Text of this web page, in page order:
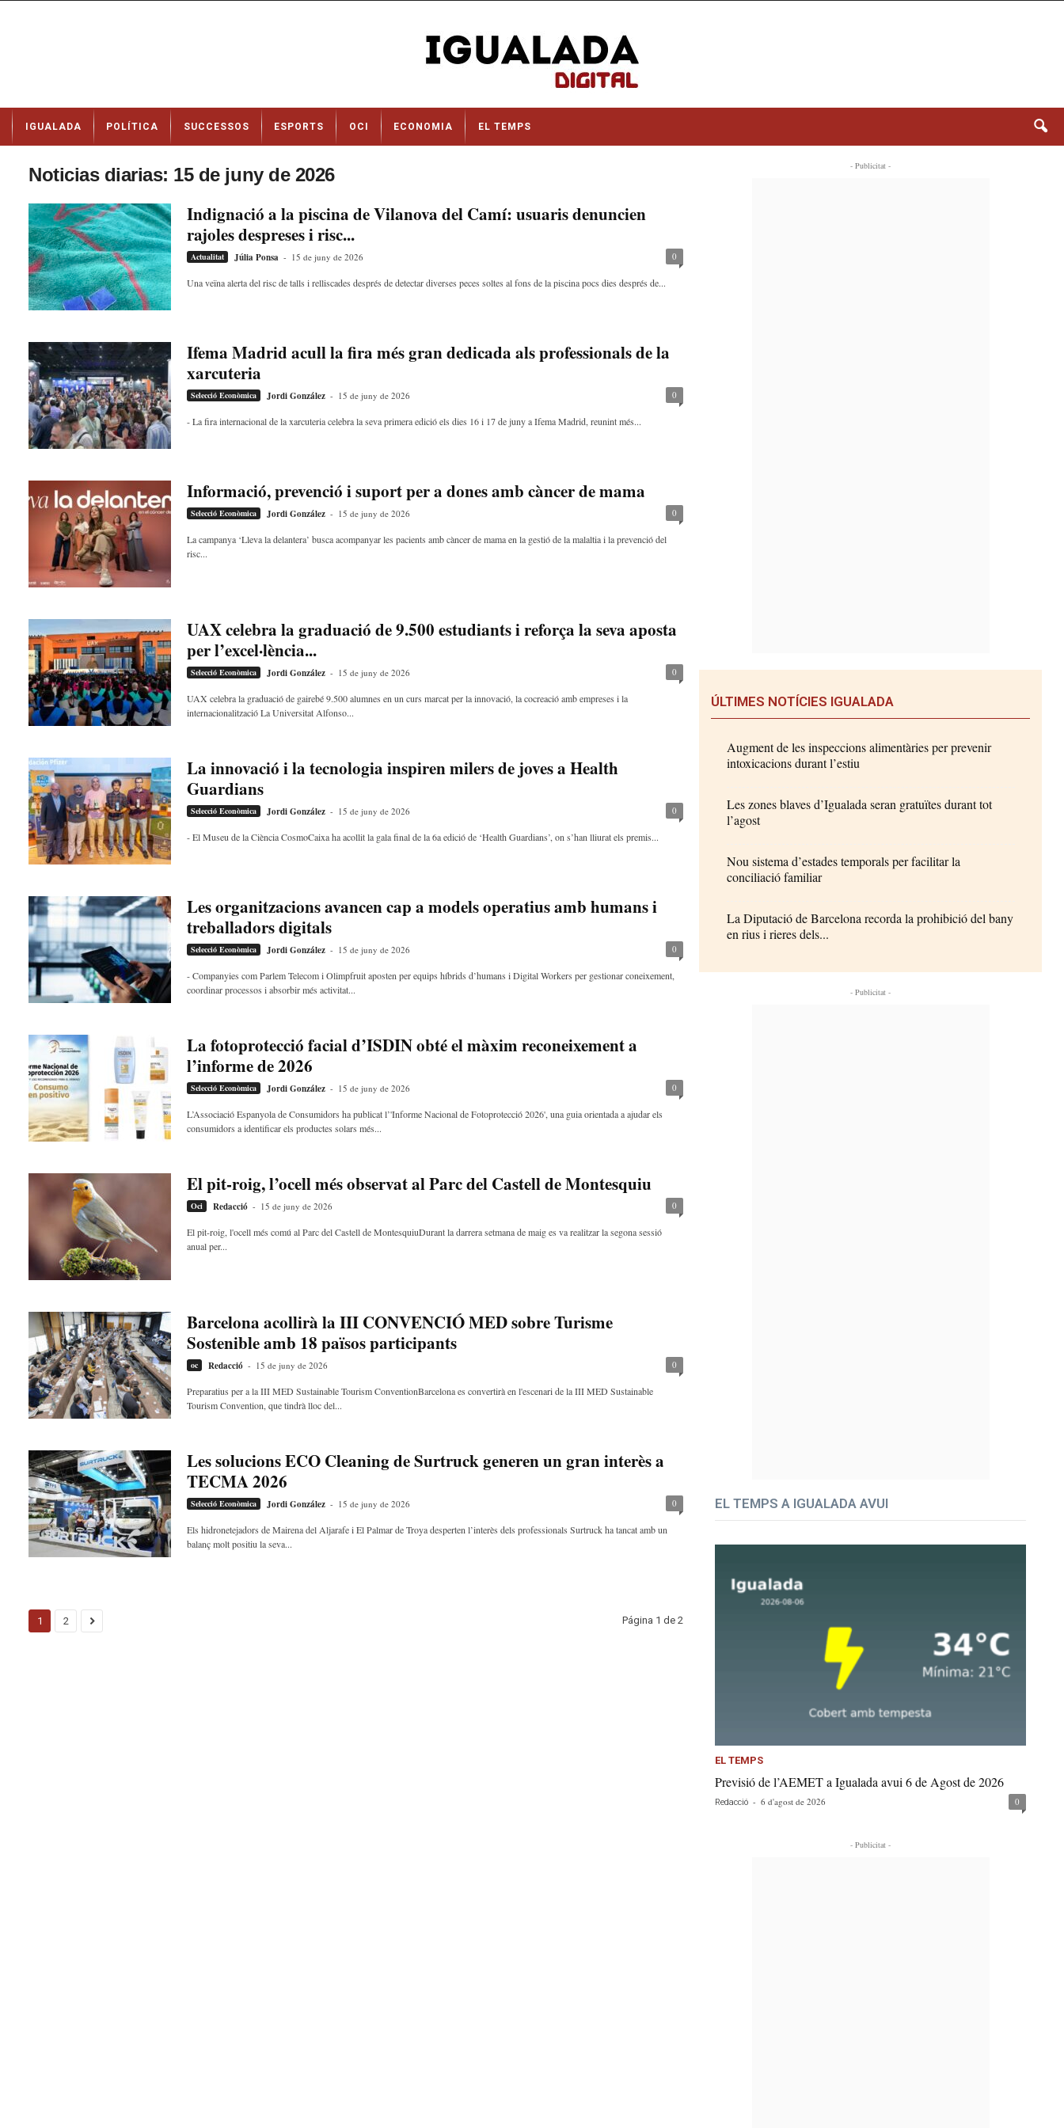
t
IGUALADA POLÍTICA SUCCESSOS ESPORTS OCI ECONOMIA EL TEMPS
Noticias diarias: 15 de juny de 2026
Indignació a la piscina de Vilanova del Camí: usuaris denuncien
rajoles despreses i risc...
Actualitat Júlia Ponsa - 15 de juny de 2026 0
Una veïna alerta del risc de talls i relliscades després de detectar diverses peces soltes al fons de la piscina pocs dies després de...
Ifema Madrid acull la fira més gran dedicada als professionals de la
xarcuteria
Selecció Econòmica Jordi González - 15 de juny de 2026 0
- La fira internacional de la xarcuteria celebra la seva primera edició els dies 16 i 17 de juny a Ifema Madrid, reunint més...
Informació, prevenció i suport per a dones amb càncer de mama
Selecció Econòmica Jordi González - 15 de juny de 2026 0
La campanya ‘Lleva la delantera’ busca acompanyar les pacients amb càncer de mama en la gestió de la malaltia i la prevenció del
risc...
UAX celebra la graduació de 9.500 estudiants i reforça la seva aposta
per l’excel·lència...
Selecció Econòmica Jordi González - 15 de juny de 2026 0
UAX celebra la graduació de gairebé 9.500 alumnes en un curs marcat per la innovació, la cocreació amb empreses i la
internacionalització La Universitat Alfonso...
La innovació i la tecnologia inspiren milers de joves a Health
Guardians
Selecció Econòmica Jordi González - 15 de juny de 2026 0
- El Museu de la Ciència CosmoCaixa ha acollit la gala final de la 6a edició de ‘Health Guardians’, on s’han lliurat els premis...
Les organitzacions avancen cap a models operatius amb humans i
treballadors digitals
Selecció Econòmica Jordi González - 15 de juny de 2026 0
- Companyies com Parlem Telecom i Olimpfruit aposten per equips híbrids d’humans i Digital Workers per gestionar coneixement,
coordinar processos i absorbir més activitat...
La fotoprotecció facial d’ISDIN obté el màxim reconeixement a
l’informe de 2026
Selecció Econòmica Jordi González - 15 de juny de 2026 0
L’Associació Espanyola de Consumidors ha publicat l’'Informe Nacional de Fotoprotecció 2026', una guia orientada a ajudar els
consumidors a identificar els productes solars més...
El pit-roig, l’ocell més observat al Parc del Castell de Montesquiu
Oci Redacció - 15 de juny de 2026 0
El pit-roig, l'ocell més comú al Parc del Castell de MontesquiuDurant la darrera setmana de maig es va realitzar la segona sessió
anual per...
Barcelona acollirà la III CONVENCIÓ MED sobre Turisme
Sostenible amb 18 països participants
oc Redacció - 15 de juny de 2026 0
Preparatius per a la III MED Sustainable Tourism ConventionBarcelona es convertirà en l'escenari de la III MED Sustainable
Tourism Convention, que tindrà lloc del...
Les solucions ECO Cleaning de Surtruck generen un gran interès a
TECMA 2026
Selecció Econòmica Jordi González - 15 de juny de 2026 0
Els hidronetejadors de Mairena del Aljarafe i El Palmar de Troya desperten l’interès dels professionals Surtruck ha tancat amb un
balanç molt positiu la seva...
1 2 Página 1 de 2
- Publicitat -
ÚLTIMES NOTÍCIES IGUALADA
Augment de les inspeccions alimentàries per prevenir
intoxicacions durant l’estiu
Les zones blaves d’Igualada seran gratuïtes durant tot
l’agost
Nou sistema d’estades temporals per facilitar la
conciliació familiar
La Diputació de Barcelona recorda la prohibició del bany
en rius i rieres dels...
- Publicitat -
EL TEMPS A IGUALADA AVUI
EL TEMPS
Previsió de l’AEMET a Igualada avui 6 de Agost de 2026
Redacció - 6 d'agost de 2026 0
- Publicitat -